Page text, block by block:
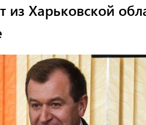
из Харьковской